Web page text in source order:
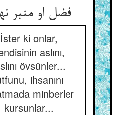
فضل او منبر
İster ki onlar,
aslını,
övsünler...
ihsanını
minberler
kursunlar...